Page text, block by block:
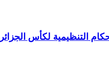
بالأحكام التنظيمية لكأس الجزائر